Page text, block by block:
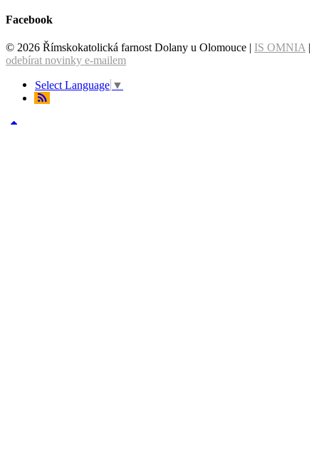
Facebook
© 2026 Římskokatolická farnost Dolany u Olomouce | IS OMNIA |
odebírat novinky e-mailem
Select Language ▼